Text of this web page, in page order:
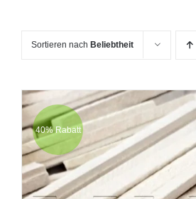
Sortieren nach Beliebtheit
40% Rabatt